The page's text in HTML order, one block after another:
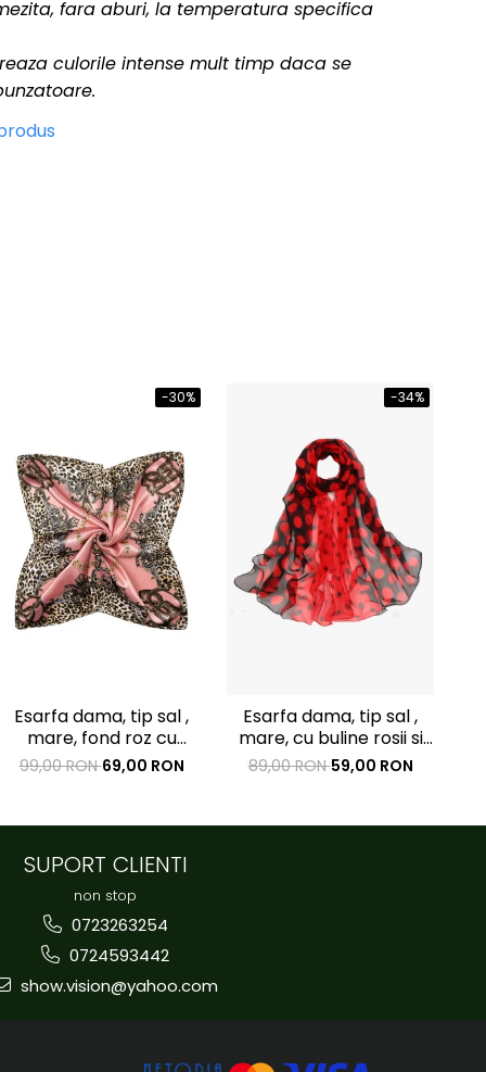
fara aburi, la temperatura specifica
culorile intense mult timp daca se
-30%
Esarfa dama, tip sal ,
mare, fond roz cu
diverse forme, 90x90
99,00 RON69,00 RON
-34%
Esarfa dama, tip sal ,
mare, cu buline rosii si
negre, 50x160 cm
89,00 RON59,00 RON
SUPORT CLIENTI
non stop
0723263254
0724593442
show.vision@yahoo.com